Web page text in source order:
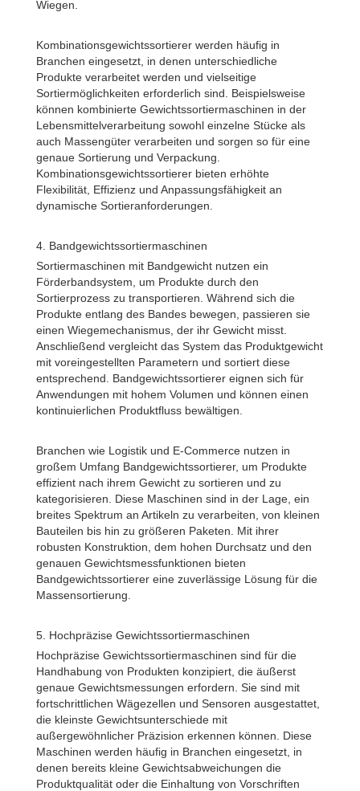
Wiegen.
Kombinationsgewichtssortierer werden häufig in
Branchen eingesetzt, in denen unterschiedliche
Produkte verarbeitet werden und vielseitige
Sortiermöglichkeiten erforderlich sind. Beispielsweise
können kombinierte Gewichtssortiermaschinen in der
Lebensmittelverarbeitung sowohl einzelne Stücke als
auch Massengüter verarbeiten und sorgen so für eine
genaue Sortierung und Verpackung.
Kombinationsgewichtssortierer bieten erhöhte
Flexibilität, Effizienz und Anpassungsfähigkeit an
dynamische Sortieranforderungen.
4. Bandgewichtssortiermaschinen
Sortiermaschinen mit Bandgewicht nutzen ein
Förderbandsystem, um Produkte durch den
Sortierprozess zu transportieren. Während sich die
Produkte entlang des Bandes bewegen, passieren sie
einen Wiegemechanismus, der ihr Gewicht misst.
Anschließend vergleicht das System das Produktgewicht
mit voreingestellten Parametern und sortiert diese
entsprechend. Bandgewichtssortierer eignen sich für
Anwendungen mit hohem Volumen und können einen
kontinuierlichen Produktfluss bewältigen.
Branchen wie Logistik und E-Commerce nutzen in
großem Umfang Bandgewichtssortierer, um Produkte
effizient nach ihrem Gewicht zu sortieren und zu
kategorisieren. Diese Maschinen sind in der Lage, ein
breites Spektrum an Artikeln zu verarbeiten, von kleinen
Bauteilen bis hin zu größeren Paketen. Mit ihrer
robusten Konstruktion, dem hohen Durchsatz und den
genauen Gewichtsmessfunktionen bieten
Bandgewichtssortierer eine zuverlässige Lösung für die
Massensortierung.
5. Hochpräzise Gewichtssortiermaschinen
Hochpräzise Gewichtssortiermaschinen sind für die
Handhabung von Produkten konzipiert, die äußerst
genaue Gewichtsmessungen erfordern. Sie sind mit
fortschrittlichen Wägezellen und Sensoren ausgestattet,
die kleinste Gewichtsunterschiede mit
außergewöhnlicher Präzision erkennen können. Diese
Maschinen werden häufig in Branchen eingesetzt, in
denen bereits kleine Gewichtsabweichungen die
Produktqualität oder die Einhaltung von Vorschriften